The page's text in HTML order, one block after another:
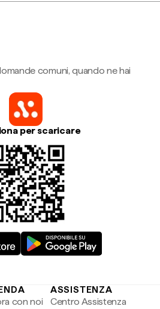
comuni, quando ne hai
per scaricare
con noi
ASSISTENZA
Centro Assistenza